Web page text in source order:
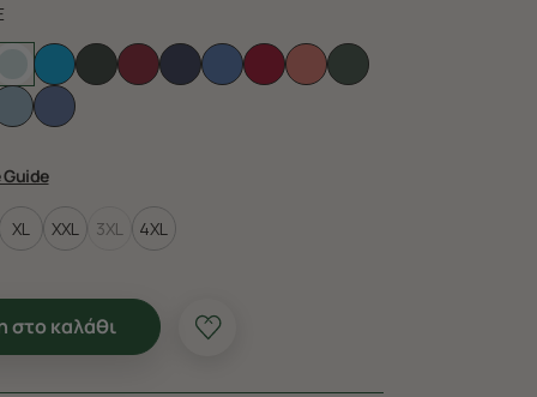
Guide
XL XXL 3XL 4XL
στο καλάθι